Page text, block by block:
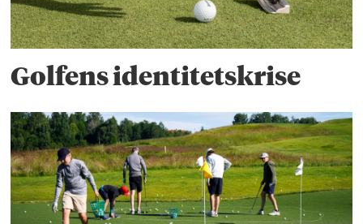
Golfens identitetskrise